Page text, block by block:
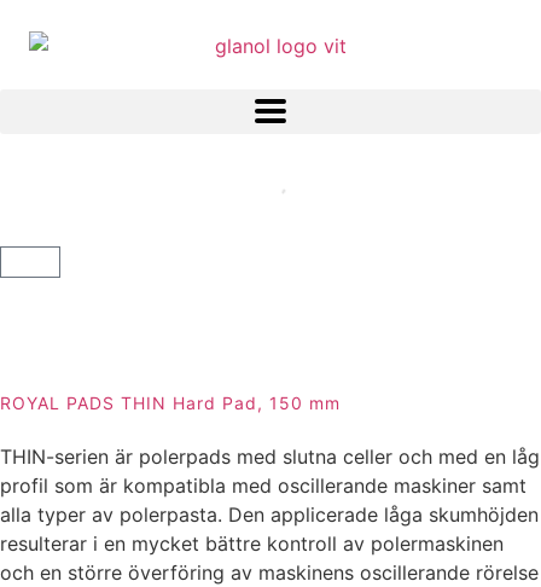
ROYAL PADS THIN Hard Pad, 150 mm
THIN-serien är polerpads med slutna celler och med en låg
profil som är kompatibla med oscillerande maskiner samt
alla typer av polerpasta. Den applicerade låga skumhöjden
resulterar i en mycket bättre kontroll av polermaskinen
och en större överföring av maskinens oscillerande rörelse